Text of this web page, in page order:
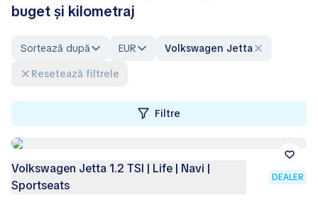
buget și kilometraj
Sortează după EUR
Volkswagen Jetta
Resetează filtrele
Filtre
Volkswagen Jetta 1.2 TSI | Life | Navi |
Sportseats
DEALER